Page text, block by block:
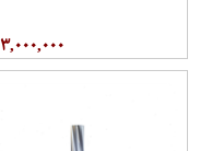
۳,۰۰۰,۰۰۰